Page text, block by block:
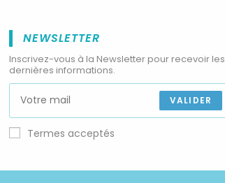
NEWSLETTER
Inscrivez-vous à la Newsletter pour recevoir les
dernières informations.
VALIDER
Termes acceptés